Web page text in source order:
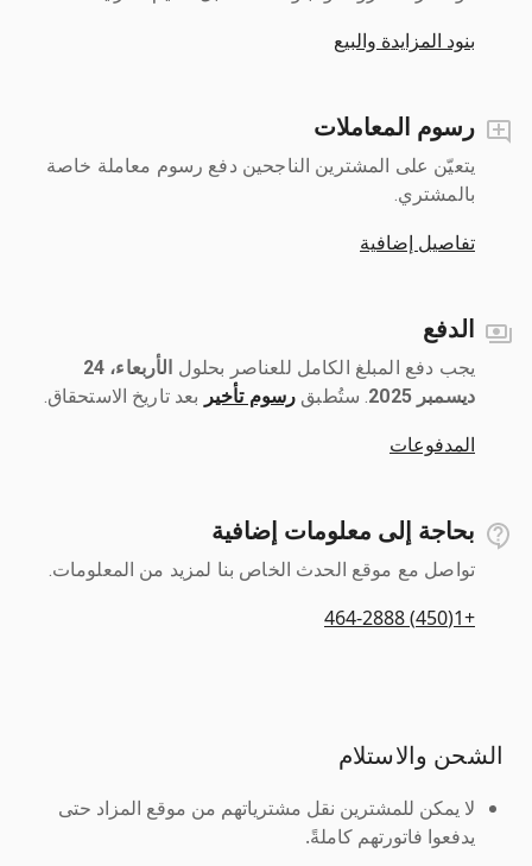
بنود المزايدة والبيع
رسوم المعاملات
يتعيّن على المشترين الناجحين دفع رسوم معاملة خاصة
بالمشتري.
تفاصيل إضافية
الدفع
يجب دفع المبلغ الكامل للعناصر بحلول ‎
الأربعاء، 24
ديسمبر 2025
‎. ستُطبق رسوم تأخير بعد تاريخ الاستحقاق.
المدفوعات
بحاجة إلى معلومات إضافية
تواصل مع موقع الحدث الخاص بنا لمزيد من المعلومات.
+1(450) 464-2888
الشحن والاستلام
لا يمكن للمشترين نقل مشترياتهم من موقع المزاد حتى
يدفعوا فاتورتهم كاملةً.